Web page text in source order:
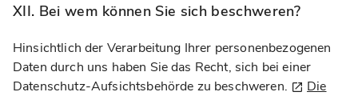
XII. Bei wem können Sie sich beschweren?
Hinsichtlich der Verarbeitung Ihrer personenbezogenen
Daten durch uns haben Sie das Recht, sich bei einer
Datenschutz-Aufsichtsbehörde zu beschweren.
Die